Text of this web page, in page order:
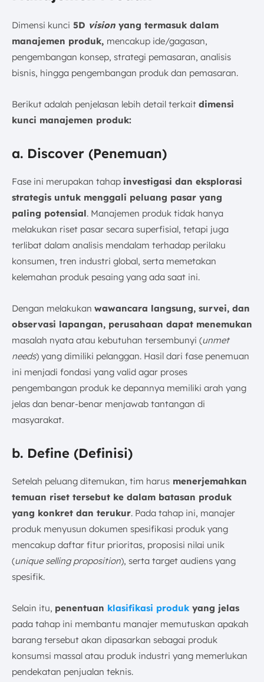
Dimensi kunci 5D vision yang termasuk dalam
manajemen produk, mencakup ide/gagasan,
pengembangan konsep, strategi pemasaran, analisis
bisnis, hingga pengembangan produk dan pemasaran.
Berikut adalah penjelasan lebih detail terkait dimensi
kunci manajemen produk:
a. Discover (Penemuan)
Fase ini merupakan tahap investigasi dan eksplorasi
strategis untuk menggali peluang pasar yang
paling potensial. Manajemen produk tidak hanya
melakukan riset pasar secara superfisial, tetapi juga
terlibat dalam analisis mendalam terhadap perilaku
konsumen, tren industri global, serta memetakan
kelemahan produk pesaing yang ada saat ini.
Dengan melakukan wawancara langsung, survei, dan
observasi lapangan, perusahaan dapat menemukan
masalah nyata atau kebutuhan tersembunyi (unmet
needs) yang dimiliki pelanggan. Hasil dari fase penemuan
ini menjadi fondasi yang valid agar proses
pengembangan produk ke depannya memiliki arah yang
jelas dan benar-benar menjawab tantangan di
masyarakat.
b. Define (Definisi)
Setelah peluang ditemukan, tim harus menerjemahkan
temuan riset tersebut ke dalam batasan produk
yang konkret dan terukur. Pada tahap ini, manajer
produk menyusun dokumen spesifikasi produk yang
mencakup daftar fitur prioritas, proposisi nilai unik
(unique selling proposition), serta target audiens yang
spesifik.
Selain itu, penentuan klasifikasi produk yang jelas
pada tahap ini membantu manajer memutuskan apakah
barang tersebut akan dipasarkan sebagai produk
konsumsi massal atau produk industri yang memerlukan
pendekatan penjualan teknis.